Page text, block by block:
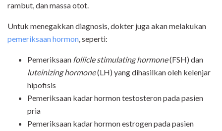
rambut, dan massa otot.
Untuk menegakkan diagnosis, dokter juga akan melakukan
pemeriksaan hormon, seperti:
Pemeriksaan follicle stimulating hormone(FSH) dan
luteinizing hormone(LH) yang dihasilkan oleh kelenjar
hipofisis
Pemeriksaan kadar hormon testosteron pada pasien
pria
Pemeriksaan kadar hormon estrogen pada pasien